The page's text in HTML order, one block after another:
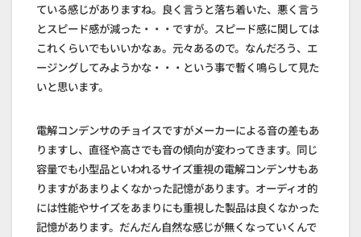
ている感じがありますね。良く言うと落ち着いた、悪く言う
とスピード感が減った・・・ですが。スピード感に関しては
これくらいでもいいかなぁ。元々あるので。なんだろう、エ
ージングしてみようかな・・・という事で暫く鳴らして見た
いと思います。
電解コンデンサのチョイスですがメーカーによる音の差もあ
りますし、直径や高さでも音の傾向が変わってきます。同じ
容量でも小型品といわれるサイズ重視の電解コンデンサもあ
りますがあまりよくなかった記憶があります。オーディオ的
には性能やサイズをあまりにも重視した製品は良くなかった
記憶があります。だんだん自然な感じが無くなっていくんで